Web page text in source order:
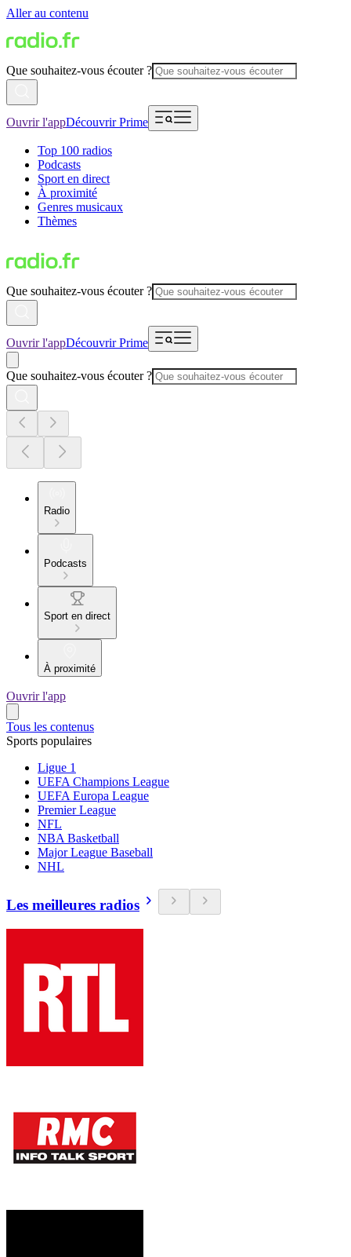
Aller au contenu
Que souhaitez-vous écouter ?
Ouvrir l'appDécouvrir Prime
Top 100 radios
Podcasts
Sport en direct
À proximité
Genres musicaux
Thèmes
Que souhaitez-vous écouter ?
Ouvrir l'appDécouvrir Prime
Que souhaitez-vous écouter ?
Radio
Podcasts
Sport en direct
À proximité
Ouvrir l'app
Tous les contenus
Sports populaires
Ligue 1
UEFA Champions League
UEFA Europa League
Premier League
NFL
NBA Basketball
Major League Baseball
NHL
Les meilleures radios